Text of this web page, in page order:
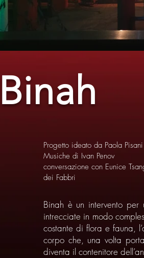
Binah
Progetto ideato da Paola Pisani
Musiche di Ivan Penov
conversazione con Eunice
dei Fabbri
Binah è un intervento per
intrecciate in modo
costante di flora e fauna,
corpo che, una volta
diventa il contenitore